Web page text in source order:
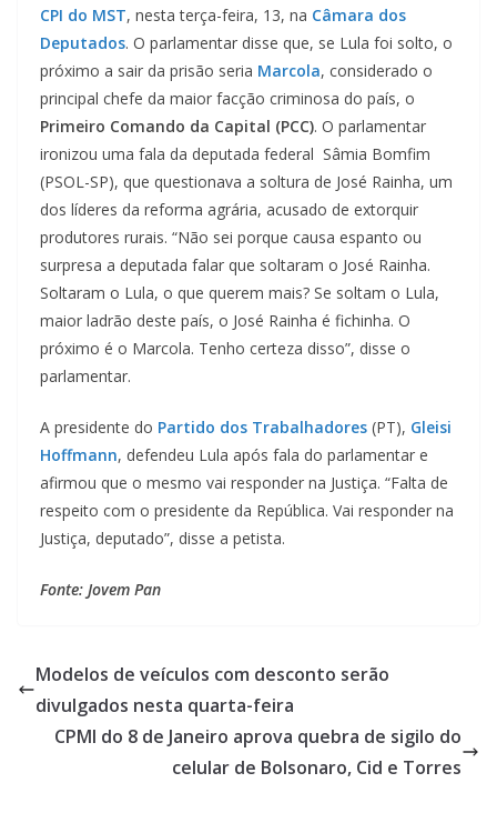
CPI do MST, nesta terça-feira, 13, na Câmara dos
Deputados. O parlamentar disse que, se Lula foi solto, o
próximo a sair da prisão seria Marcola, considerado o
principal chefe da maior facção criminosa do país, o
Primeiro Comando da Capital (PCC). O parlamentar
ironizou uma fala da deputada federal Sâmia Bomfim
(PSOL-SP), que questionava a soltura de José Rainha, um
dos líderes da reforma agrária, acusado de extorquir
produtores rurais. “Não sei porque causa espanto ou
surpresa a deputada falar que soltaram o José Rainha.
Soltaram o Lula, o que querem mais? Se soltam o Lula,
maior ladrão deste país, o José Rainha é fichinha. O
próximo é o Marcola. Tenho certeza disso”, disse o
parlamentar.
A presidente do Partido dos Trabalhadores (PT), Gleisi
Hoffmann, defendeu Lula após fala do parlamentar e
afirmou que o mesmo vai responder na Justiça. “Falta de
respeito com o presidente da República. Vai responder na
Justiça, deputado”, disse a petista.
Fonte: Jovem Pan
Modelos de veículos com desconto serão
divulgados nesta quarta-feira
CPMI do 8 de Janeiro aprova quebra de sigilo do
celular de Bolsonaro, Cid e Torres